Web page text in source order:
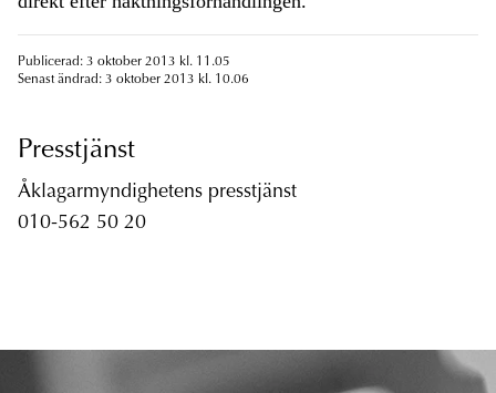
Publicerad: 3 oktober 2013 kl. 11.05
Senast ändrad: 3 oktober 2013 kl. 10.06
Presstjänst
Åklagarmyndighetens presstjänst
010-562 50 20